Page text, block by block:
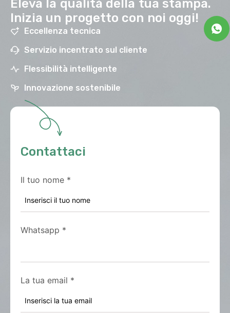
Eleva la qualità della tua stampa.
Inizia un progetto con noi oggi!
Eccellenza tecnica
Servizio incentrato sul cliente
Flessibilità intelligente
Innovazione sostenibile
Contattaci
Il tuo nome *
Whatsapp *
La tua email *